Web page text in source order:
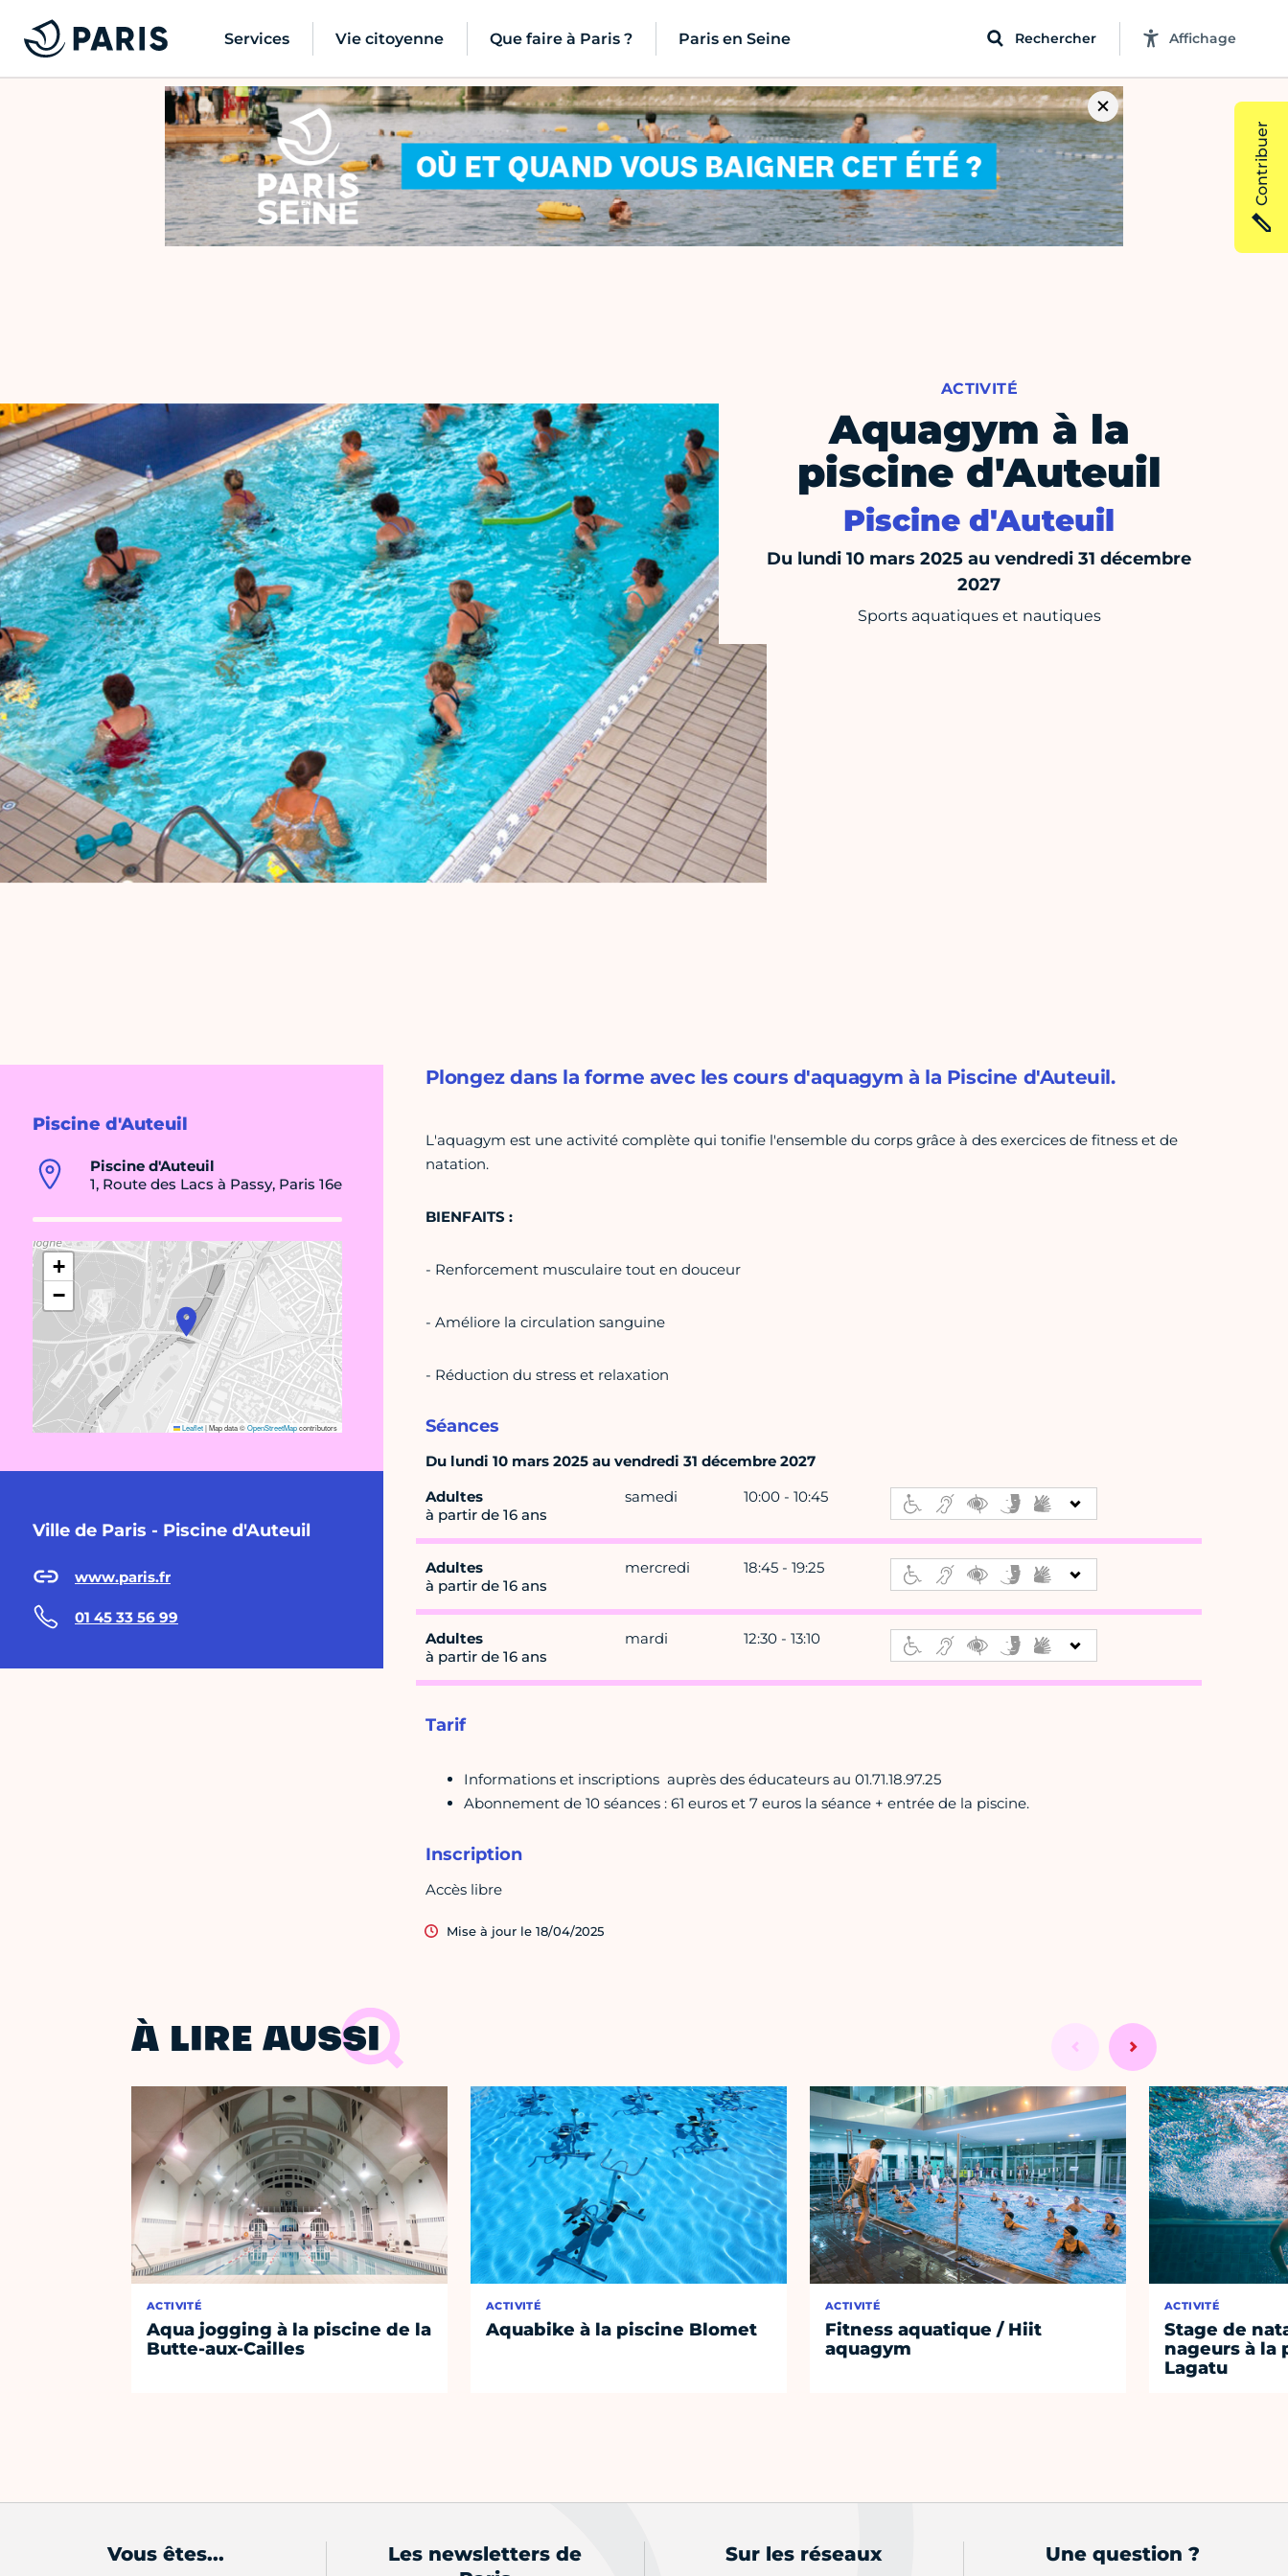
Services Vie citoyenne Que faire à Paris ? Paris en Seine Rechercher Affichage
ACTIVITÉ
Aquagym à la
piscine d'Auteuil
Piscine d'Auteuil
Du lundi 10 mars 2025 au vendredi 31 décembre
2027
Sports aquatiques et nautiques
Piscine d'Auteuil
Piscine d'Auteuil
1, Route des Lacs à Passy, Paris 16e
+
−
Leaflet|Map data ©OpenStreetMapcontributors
Ville de Paris - Piscine d'Auteuil
www.paris.fr
01 45 33 56 99
Plongez dans la forme avec les cours d'aquagym à la Piscine d'Auteuil.
L'aquagym est une activité complète qui tonifie l'ensemble du corps grâce à des exercices de fitness et de
natation.
BIENFAITS :
- Renforcement musculaire tout en douceur
- Améliore la circulation sanguine
- Réduction du stress et relaxation
Séances
Du lundi 10 mars 2025 au vendredi 31 décembre 2027
Adultes
à partir de 16 ans
samedi 10:00 - 10:45
Adultes
à partir de 16 ans
mercredi 18:45 - 19:25
Adultes
à partir de 16 ans
mardi 12:30 - 13:10
Tarif
Informations et inscriptions auprès des éducateurs au 01.71.18.97.25
Abonnement de 10 séances : 61 euros et 7 euros la séance + entrée de la piscine.
Inscription
Accès libre
Mise à jour le 18/04/2025
À LIRE AUSSI
ACTIVITÉ
Aqua jogging à la piscine de la
Butte-aux-Cailles
ACTIVITÉ
Aquabike à la piscine Blomet
ACTIVITÉ
Fitness aquatique / Hiit
aquagym
ACTIVITÉ
Stage de
nageurs à la
Lagatu
Contribuer
Vous êtes...
Les newsletters de
Sur les réseaux Une question ?